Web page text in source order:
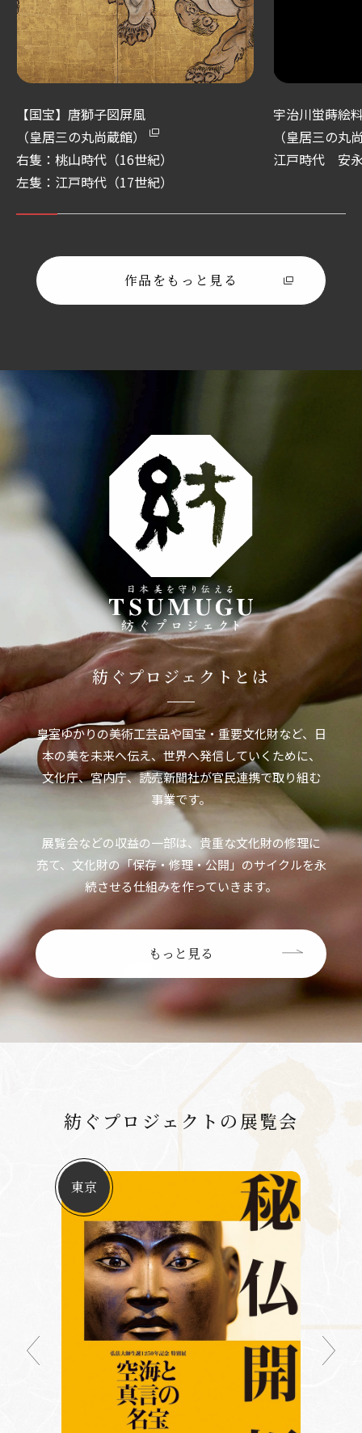
【国宝】唐獅子図屏風
（皇居三の丸尚蔵館）
右隻：桃山時代（16世紀）
左隻：江戸時代（17世紀）
宇治川蛍蒔絵
（皇居三の丸
江戸時代 安
作品をもっと見る
紡ぐプロジェクトとは
皇室ゆかりの美術工芸品や国宝・重要文化財など、 日
本の美を未来へ伝え、世界へ発信していくために、
文化庁、宮内庁、読売新聞社が官民連携で取り組む
事業です。
展覧会などの収益の一部は、貴重な文化財の修理に
充て、 文化財の「保存・修理・公開」のサイクルを永
続させる仕組みを作っていきます。
もっと見る
紡ぐプロジェクトの展覧会
東京